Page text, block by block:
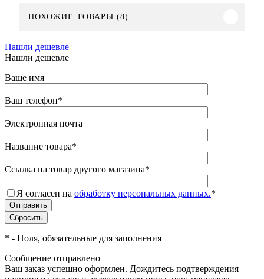
ПОХОЖИЕ ТОВАРЫ (8)
Нашли дешевле
Нашли дешевле
Ваше имя
Ваш телефон*
Электронная почта
Название товара*
Ссылка на товар другого магазина*
Я согласен на обработку персональных данных.*
* - Поля, обязательные для заполнения
Сообщение отправлено
Ваш заказ успешно оформлен. Дождитесь подтверждения